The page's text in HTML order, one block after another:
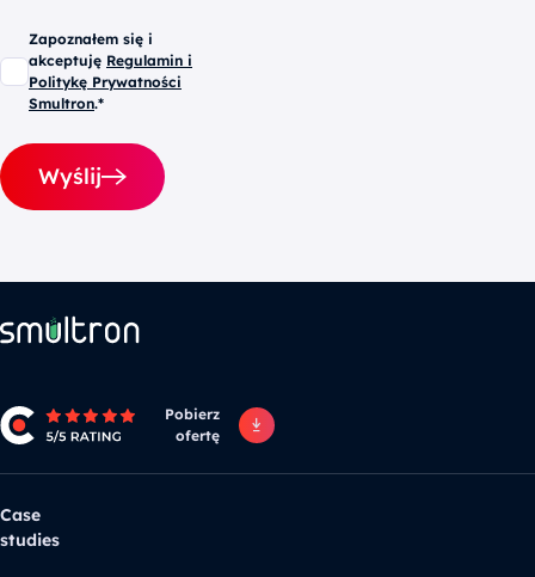
Zapoznałem się i
akceptuję Regulamin i
Politykę Prywatności
Smultron.*
Wyślij
Pobierz
ofertę
Case
studies